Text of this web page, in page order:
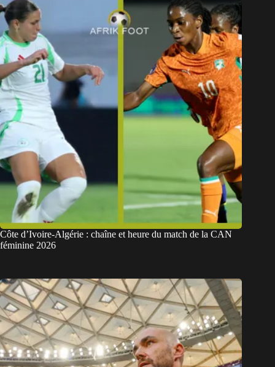
Côte d’Ivoire-Algérie : chaîne et heure du match de la CAN
féminine 2026